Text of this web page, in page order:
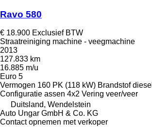
Ravo 580
€ 18.900 Exclusief BTW
Straatreiniging machine - veegmachine
2013
127.833 km
16.885 m/u
Euro 5
Vermogen 160 PK (118 kW) Brandstof diesel
Configuratie assen 4x2 Vering veer/veer
Duitsland, Wendelstein
Auto Ungar GmbH & Co. KG
Contact opnemen met verkoper